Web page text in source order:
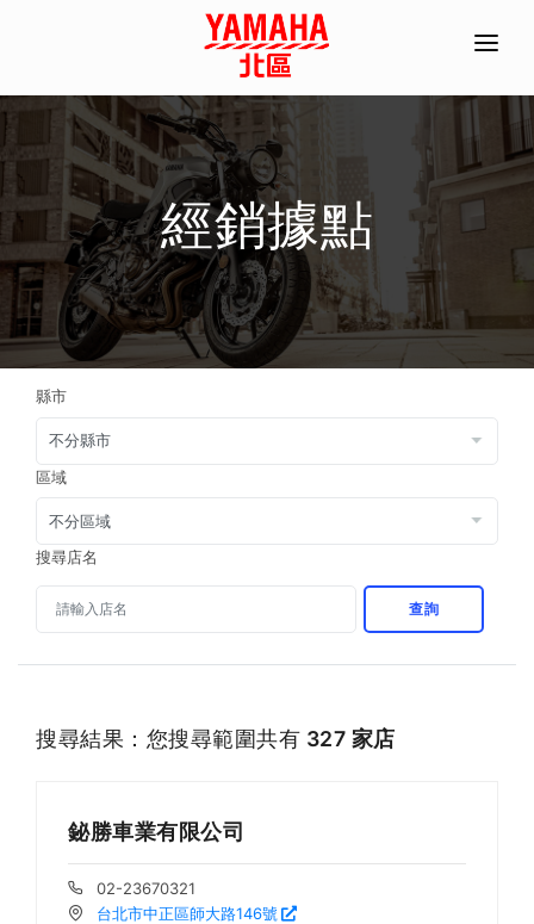
首頁
全機種產品/分期
經銷據點
常見問題
聯絡資訊
ACC部品手冊
線上商城
經銷據點
縣市
區域
搜尋店名
查詢
搜尋結果：您搜尋範圍共有 327 家店
鉍勝車業有限公司
02-23670321
台北市中正區師大路146號